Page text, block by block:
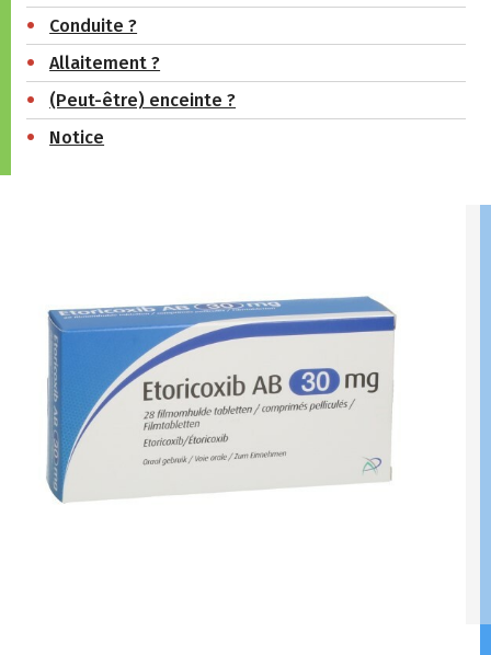
Conduite ?
Allaitement ?
(Peut-être) enceinte ?
Notice